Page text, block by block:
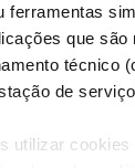
ferramentas
que são
técnico
de
utilizar cookies
serviço fibra
a NOS
o acesso à